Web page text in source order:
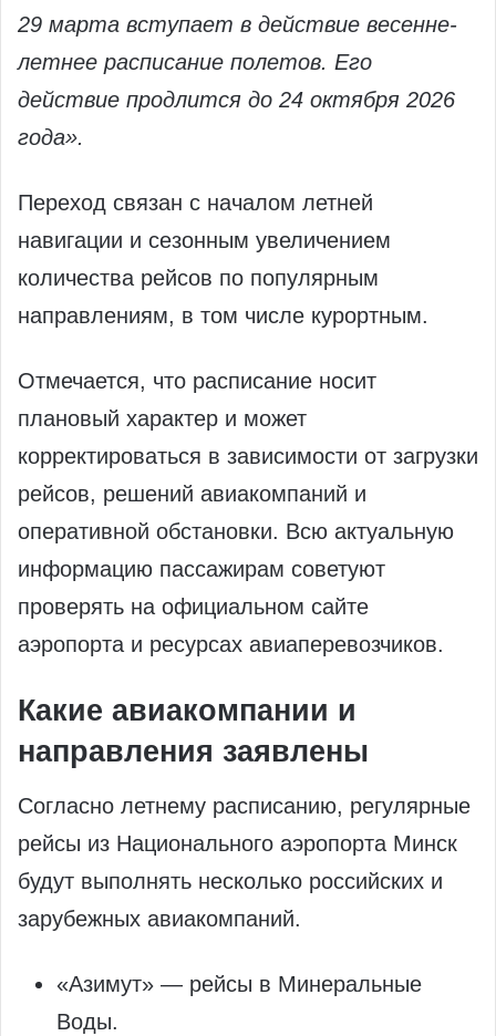
29 марта вступает в действие весенне-
летнее расписание полетов. Его
действие продлится до 24 октября 2026
года».
Переход связан с началом летней
навигации и сезонным увеличением
количества рейсов по популярным
направлениям, в том числе курортным.
Отмечается, что расписание носит
плановый характер и может
корректироваться в зависимости от загрузки
рейсов, решений авиакомпаний и
оперативной обстановки. Всю актуальную
информацию пассажирам советуют
проверять на официальном сайте
аэропорта и ресурсах авиаперевозчиков.
Какие авиакомпании и
направления заявлены
Согласно летнему расписанию, регулярные
рейсы из Национального аэропорта Минск
будут выполнять несколько российских и
зарубежных авиакомпаний.
«Азимут» — рейсы в Минеральные
Воды.